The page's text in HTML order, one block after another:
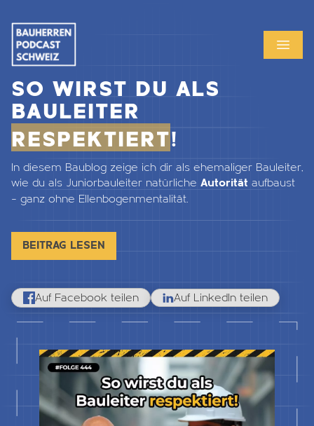
SO WIRST DU ALS
BAULEITER
RESPEKTIERT!
In diesem Baublog zeige ich dir als ehemaliger Bauleiter,
wie du als Juniorbauleiter natürliche Autorität aufbaust
– ganz ohne Ellenbogenmentalität.
BEITRAG LESEN
Auf Facebook teilen Auf LinkedIn teilen